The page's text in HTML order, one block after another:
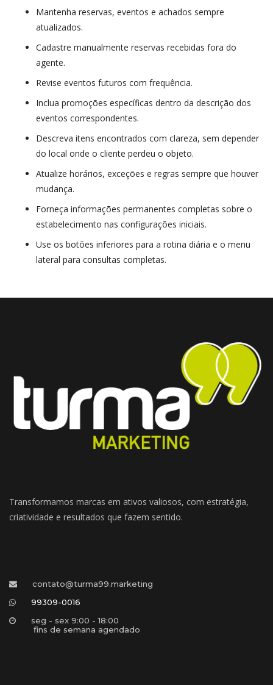
Mantenha reservas, eventos e achados sempre
atualizados.
Cadastre manualmente reservas recebidas fora do
agente.
Revise eventos futuros com frequência.
Inclua promoções específicas dentro da descrição dos
eventos correspondentes.
Descreva itens encontrados com clareza, sem depender
do local onde o cliente perdeu o objeto.
Atualize horários, exceções e regras sempre que houver
mudança.
Forneça informações permanentes completas sobre o
estabelecimento nas configurações iniciais.
Use os botões inferiores para a rotina diária e o menu
lateral para consultas completas.
Transformamos marcas em ativos valiosos, com estratégia,
criatividade e resultados que fazem sentido.
contato@turma99.marketing
99309-0016
eg - sex 9:00 - 18:00
fins de semana agendado